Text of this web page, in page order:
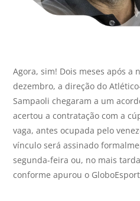
Agora, sim! Dois meses após a
dezembro, a direção do
Sampaoli chegaram a um
acertou a contratação com a
vaga, antes ocupada pelo
vínculo será assinado
segunda-feira ou, no mais
conforme apurou o